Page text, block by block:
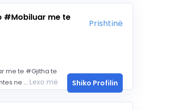
#Mobiluar me te
Prishtinë
me te #Gjitha te
ne ... Lexo më
Shiko Profilin